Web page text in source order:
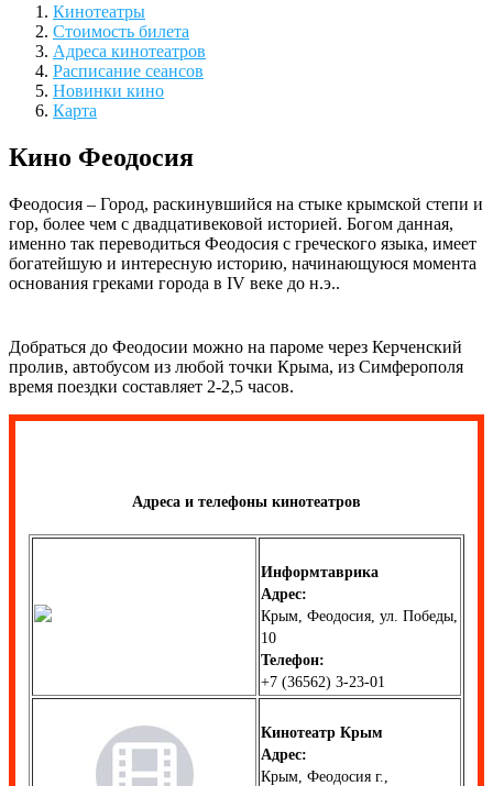
Кинотеатры
Стоимость билета
Адреса кинотеатров
Расписание сеансов
Новинки кино
Карта
Кино Феодосия
Феодосия – Город, раскинувшийся на стыке крымской степи и
гор, более чем с двадцативековой историей. Богом данная,
именно так переводиться Феодосия с греческого языка, имеет
богатейшую и интересную историю, начинающуюся момента
основания греками города в IV веке до н.э..
Добраться до Феодосии можно на пароме через Керченский
пролив, автобусом из любой точки Крыма, из Симферополя
время поездки составляет 2-2,5 часов.
Адреса и телефоны кинотеатров
Информтаврика
Адрес:
Крым, Феодосия, ул. Победы,
10
Телефон:
+7 (36562) 3-23-01
Кинотеатр Крым
Адрес:
Крым, Феодосия г.,